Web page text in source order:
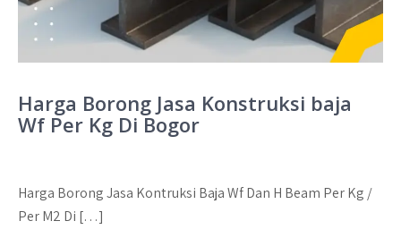
Harga Borong Jasa Konstruksi baja
Wf Per Kg Di Bogor
Harga Borong Jasa Kontruksi Baja Wf Dan H Beam Per Kg /
Per M2 Di […]